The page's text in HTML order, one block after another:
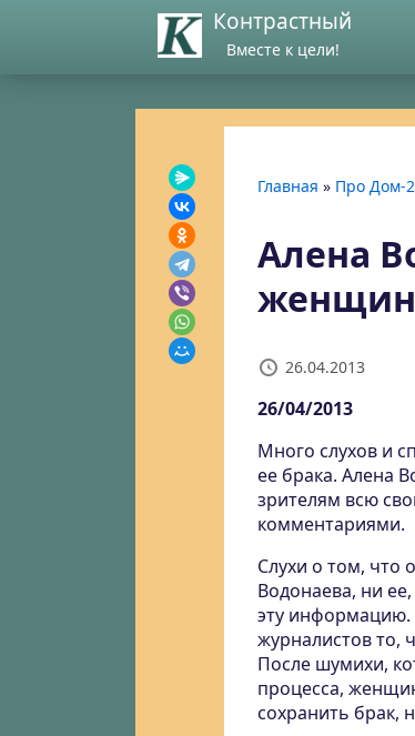
Контрастный
Вместе к цели!
Главная » Про Дом-2
Алена
26.04.2013
26/04/2013
Много слухов и
ее брака. Алена
зрителям всю
комментариями.
Слухи о том, что
Водонаева, ни
эту информацию.
журналистов то,
После шумихи,
процесса,
сохранить брак,